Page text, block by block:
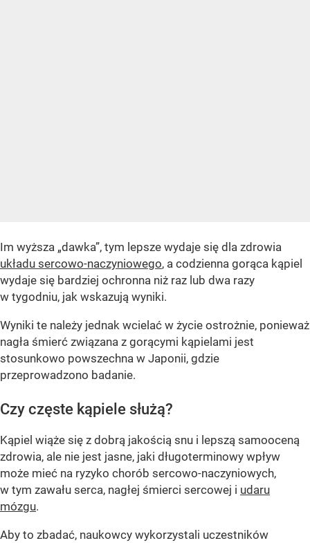
Im wyższa „dawka”, tym lepsze wydaje się dla zdrowia
układu sercowo-naczyniowego, a codzienna gorąca kąpiel
wydaje się bardziej ochronna niż raz lub dwa razy
w tygodniu, jak wskazują wyniki.
Wyniki te należy jednak wcielać w życie ostrożnie, ponieważ
nagła śmierć związana z gorącymi kąpielami jest
stosunkowo powszechna w Japonii, gdzie
przeprowadzono badanie.
Czy częste kąpiele służą?
Kąpiel wiąże się z dobrą jakością snu i lepszą samooceną
zdrowia, ale nie jest jasne, jaki długoterminowy wpływ
może mieć na ryzyko chorób sercowo-naczyniowych,
w tym zawału serca, nagłej śmierci sercowej i udaru
mózgu.
Aby to zbadać, naukowcy wykorzystali uczestników